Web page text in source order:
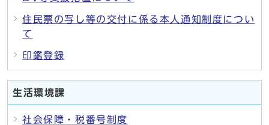
住民票の写し等の交付に係る本人通知制度につい
て
印鑑登録
生活環境課
社会保障・税番号制度